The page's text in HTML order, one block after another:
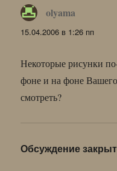
olyama
15.04.2006 в 1:26 пп
Некоторые рисунки
фоне и на фоне
смотреть?
Обсуждение